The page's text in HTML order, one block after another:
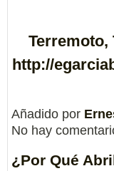
Terremoto,
http://
Añadido por
No hay
¿Por Qué